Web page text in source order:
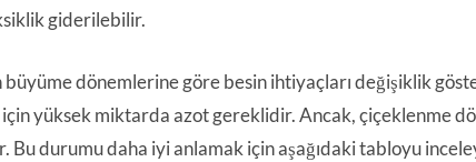
giderilebilir.
dönemlerine göre besin ihtiyaçları değişiklik
yüksek miktarda azot gereklidir. Ancak, çiçeklenme
Bu durumu daha iyi anlamak için aşağıdaki tabloyu